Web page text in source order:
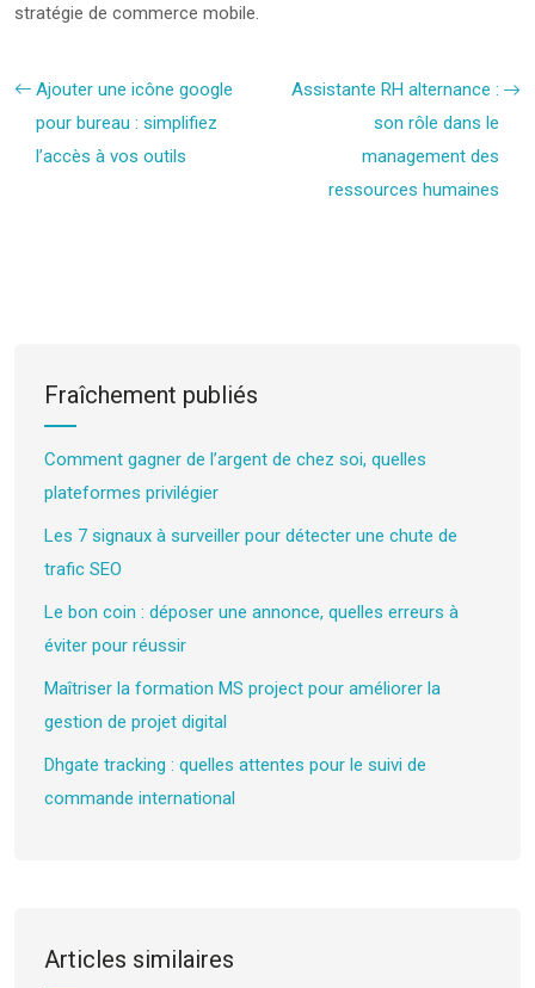
stratégie de commerce mobile.
Ajouter une icône google
pour bureau : simplifiez
l’accès à vos outils
Assistante RH alternance :
son rôle dans le
management des
ressources humaines
Fraîchement publiés
Comment gagner de l’argent de chez soi, quelles
plateformes privilégier
Les 7 signaux à surveiller pour détecter une chute de
trafic SEO
Le bon coin : déposer une annonce, quelles erreurs à
éviter pour réussir
Maîtriser la formation MS project pour améliorer la
gestion de projet digital
Dhgate tracking : quelles attentes pour le suivi de
commande international
Articles similaires